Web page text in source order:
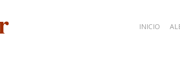
INICIO